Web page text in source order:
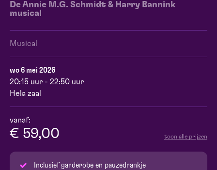
De Annie M.G. Schmidt & Harry Bannink
musical
Musical
wo 6 mei 2026
20:15 uur - 22:50 uur
Hela zaal
vanaf:
€ 59,00 toon alle prijzen
Inclusief garderobe en pauzedrankje